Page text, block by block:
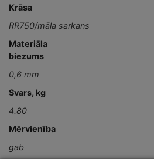
Krāsa
RR750/māla sarkans
Materiāla
biezums
0,6 mm
Svars, kg
4.80
Mērvienība
gab